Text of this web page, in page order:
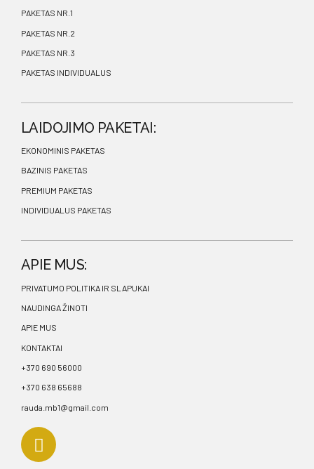
PAKETAS NR.1
PAKETAS NR.2
PAKETAS NR.3
PAKETAS INDIVIDUALUS
LAIDOJIMO PAKETAI:
EKONOMINIS PAKETAS
BAZINIS PAKETAS
PREMIUM PAKETAS
INDIVIDUALUS PAKETAS
APIE MUS:
PRIVATUMO POLITIKA IR SLAPUKAI
NAUDINGA ŽINOTI
APIE MUS
KONTAKTAI
+370 690 56000
+370 638 65688
rauda.mb1@gmail.com